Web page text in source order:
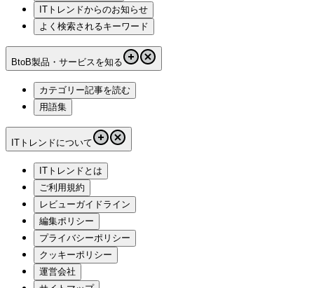
ITトレンドからのお知らせ
よく検索されるキーワード
BtoB製品・サービスを知る
カテゴリー記事を読む
用語集
ITトレンドについて
ITトレンドとは
ご利用規約
レビューガイドライン
編集ポリシー
プライバシーポリシー
クッキーポリシー
運営会社